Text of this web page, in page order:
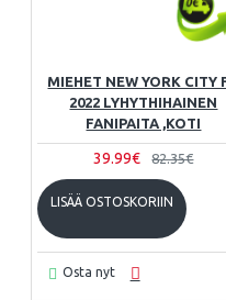
MIEHET NEW YORK CITY
2022 LYHYTHIHAINEN
FANIPAITA ,KOTI
39.99€ 82.35€
LISÄÄ OSTOSKORIIN
Osta nyt